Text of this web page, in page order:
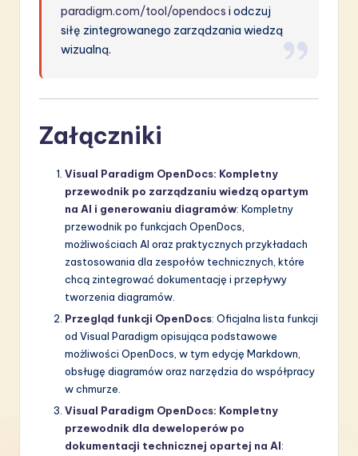
paradigm.com/tool/opendocs i odczuj
siłę zintegrowanego zarządzania wiedzą
wizualną.
Załączniki
Visual Paradigm OpenDocs: Kompletny
przewodnik po zarządzaniu wiedzą opartym
na AI i generowaniu diagramów: Kompletny
przewodnik po funkcjach OpenDocs,
możliwościach AI oraz praktycznych przykładach
zastosowania dla zespołów technicznych, które
chcą zintegrować dokumentację i przepływy
tworzenia diagramów.
Przegląd funkcji OpenDocs: Oficjalna lista funkcji
od Visual Paradigm opisująca podstawowe
możliwości OpenDocs, w tym edycję Markdown,
obsługę diagramów oraz narzędzia do współpracy
w chmurze.
Visual Paradigm OpenDocs: Kompletny
przewodnik dla deweloperów po
dokumentacji technicznej opartej na AI: